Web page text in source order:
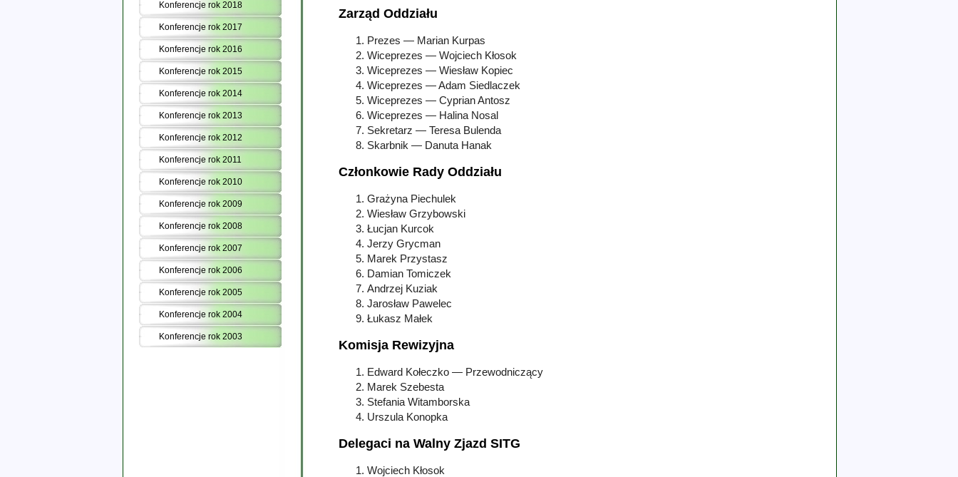
Konferencje rok 2018
Konferencje rok 2017
Konferencje rok 2016
Konferencje rok 2015
Konferencje rok 2014
Konferencje rok 2013
Konferencje rok 2012
Konferencje rok 2011
Konferencje rok 2010
Konferencje rok 2009
Konferencje rok 2008
Konferencje rok 2007
Konferencje rok 2006
Konferencje rok 2005
Konferencje rok 2004
Konferencje rok 2003
Zarząd Oddziału
Prezes — Marian Kurpas
Wiceprezes — Wojciech Kłosok
Wiceprezes — Wiesław Kopiec
Wiceprezes — Adam Siedlaczek
Wiceprezes — Cyprian Antosz
Wiceprezes — Halina Nosal
Sekretarz — Teresa Bulenda
Skarbnik — Danuta Hanak
Członkowie Rady Oddziału
Grażyna Piechulek
Wiesław Grzybowski
Łucjan Kurcok
Jerzy Grycman
Marek Przystasz
Damian Tomiczek
Andrzej Kuziak
Jarosław Pawelec
Łukasz Małek
Komisja Rewizyjna
Edward Kołeczko — Przewodniczący
Marek Szebesta
Stefania Witamborska
Urszula Konopka
Delegaci na Walny Zjazd SITG
Wojciech Kłosok